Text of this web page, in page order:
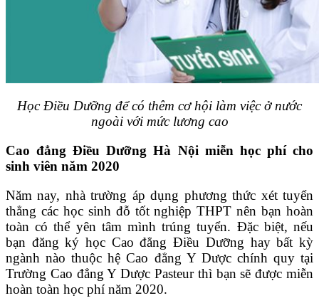
Học Điều Dưỡng để có thêm cơ hội làm việc ở nước
ngoài với mức lương cao
Cao đẳng Điều Dưỡng Hà Nội miễn học phí cho
sinh viên năm 2020
Năm nay, nhà trường áp dụng phương thức xét tuyển
thẳng các học sinh đỗ tốt nghiệp THPT nên bạn hoàn
toàn có thể yên tâm mình trúng tuyển. Đặc biệt, nếu
bạn đăng ký học Cao đẳng Điều Dưỡng hay bất kỳ
ngành nào thuộc hệ Cao đẳng Y Dược chính quy tại
Trường Cao đẳng Y Dược Pasteur thì bạn sẽ được miễn
hoàn toàn học phí năm 2020.